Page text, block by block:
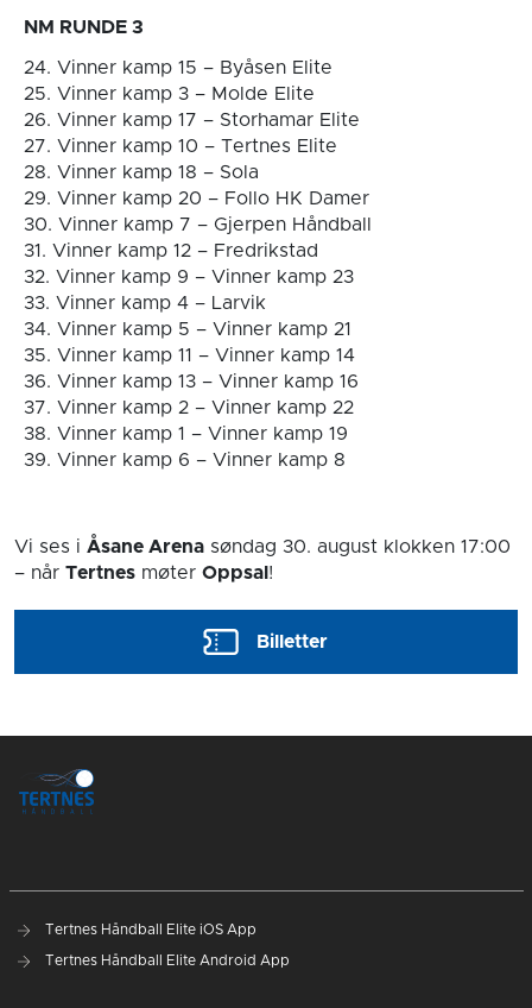
NM RUNDE 3
24. Vinner kamp 15 – Byåsen Elite
25. Vinner kamp 3 – Molde Elite
26. Vinner kamp 17 – Storhamar Elite
27. Vinner kamp 10 – Tertnes Elite
28. Vinner kamp 18 – Sola
29. Vinner kamp 20 – Follo HK Damer
30. Vinner kamp 7 – Gjerpen Håndball
31. Vinner kamp 12 – Fredrikstad
32. Vinner kamp 9 – Vinner kamp 23
33. Vinner kamp 4 – Larvik
34. Vinner kamp 5 – Vinner kamp 21
35. Vinner kamp 11 – Vinner kamp 14
36. Vinner kamp 13 – Vinner kamp 16
37. Vinner kamp 2 – Vinner kamp 22
38. Vinner kamp 1 – Vinner kamp 19
39. Vinner kamp 6 – Vinner kamp 8
Vi ses i Åsane Arena søndag 30. august klokken 17:00
– når Tertnes møter Oppsal !
Billetter
Tertnes Håndball Elite iOS App
Tertnes Håndball Elite Android App